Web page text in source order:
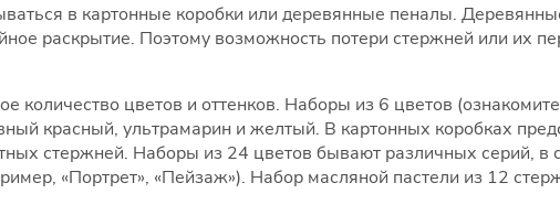
в картонные коробки или деревянные пеналы.
раскрытие. Поэтому возможность потери стержней или их
количество цветов и оттенков. Наборы из 6 цветов
красный, ультрамарин и желтый. В картонных коробках
стержней. Наборы из 24 цветов бывают различных серий, в
«Портрет», «Пейзаж»). Набор масляной пастели из 12